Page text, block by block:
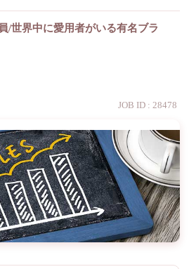
/世界中に愛用者がいる有名ブラ
JOB ID : 28478